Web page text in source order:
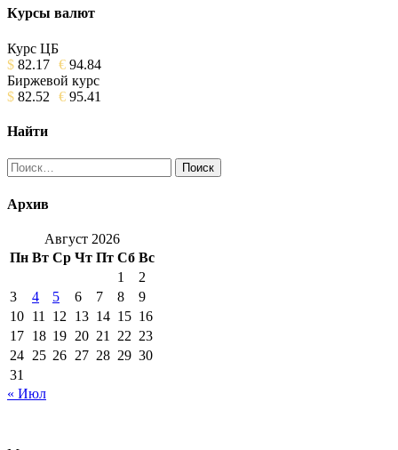
Курсы валют
Курс ЦБ
$ 82.17 € 94.84
Биржевой курс
$ 82.52 € 95.41
Найти
Найти:
Архив
Август 2026
Пн Вт Ср Чт Пт Сб Вс
1
2
3
4 5 6 7 8
9
10 11 12 13 14 15 16
17 18 19 20 21 22 23
24 25 26 27 28 29 30
31
« Июл